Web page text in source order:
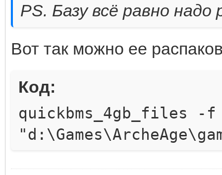
PS. Базу всё равно
Вот так можно ее
Код:
quickbms_4gb_files -